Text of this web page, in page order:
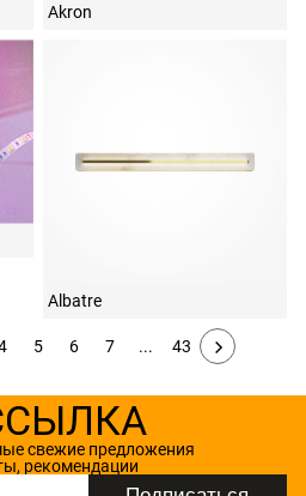
Akron
Albatre
5 6 7 ... 43
свежие предложения
рекомендации